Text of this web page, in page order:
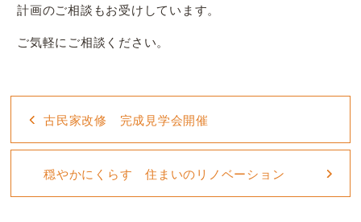
計画のご相談もお受けしています。
ご気軽にご相談ください。
古民家改修 完成見学会開催
穏やかにくらす 住まいのリノベーション